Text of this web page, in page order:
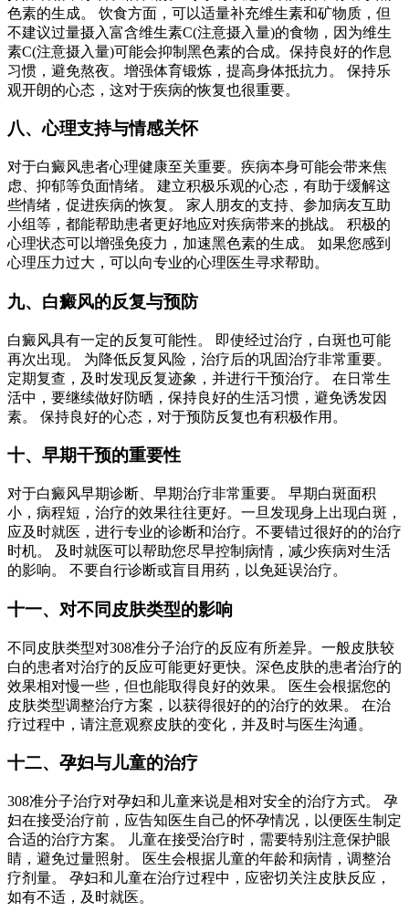
色素的生成。 饮食方面，可以适量补充维生素和矿物质，但
不建议过量摄入富含维生素C(注意摄入量)的食物，因为维生
素C(注意摄入量)可能会抑制黑色素的合成。保持良好的作息
习惯，避免熬夜。增强体育锻炼，提高身体抵抗力。 保持乐
观开朗的心态，这对于疾病的恢复也很重要。
八、心理支持与情感关怀
对于白癜风患者心理健康至关重要。疾病本身可能会带来焦
虑、抑郁等负面情绪。 建立积极乐观的心态，有助于缓解这
些情绪，促进疾病的恢复。 家人朋友的支持、参加病友互助
小组等，都能帮助患者更好地应对疾病带来的挑战。 积极的
心理状态可以增强免疫力，加速黑色素的生成。 如果您感到
心理压力过大，可以向专业的心理医生寻求帮助。
九、白癜风的反复与预防
白癜风具有一定的反复可能性。 即使经过治疗，白斑也可能
再次出现。 为降低反复风险，治疗后的巩固治疗非常重要。
定期复查，及时发现反复迹象，并进行干预治疗。 在日常生
活中，要继续做好防晒，保持良好的生活习惯，避免诱发因
素。 保持良好的心态，对于预防反复也有积极作用。
十、早期干预的重要性
对于白癜风早期诊断、早期治疗非常重要。 早期白斑面积
小，病程短，治疗的效果往往更好。一旦发现身上出现白斑，
应及时就医，进行专业的诊断和治疗。不要错过很好的的治疗
时机。 及时就医可以帮助您尽早控制病情，减少疾病对生活
的影响。 不要自行诊断或盲目用药，以免延误治疗。
十一、对不同皮肤类型的影响
不同皮肤类型对308准分子治疗的反应有所差异。一般皮肤较
白的患者对治疗的反应可能更好更快。深色皮肤的患者治疗的
效果相对慢一些，但也能取得良好的效果。 医生会根据您的
皮肤类型调整治疗方案，以获得很好的的治疗的效果。 在治
疗过程中，请注意观察皮肤的变化，并及时与医生沟通。
十二、孕妇与儿童的治疗
308准分子治疗对孕妇和儿童来说是相对安全的治疗方式。 孕
妇在接受治疗前，应告知医生自己的怀孕情况，以便医生制定
合适的治疗方案。 儿童在接受治疗时，需要特别注意保护眼
睛，避免过量照射。 医生会根据儿童的年龄和病情，调整治
疗剂量。 孕妇和儿童在治疗过程中，应密切关注皮肤反应，
如有不适，及时就医。